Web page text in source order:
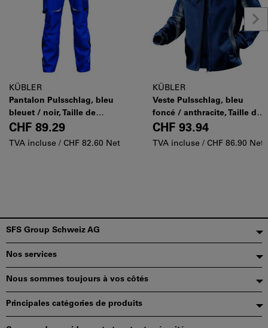
KÜBLER
Pantalon Pulsschlag, bleu
bleuet / noir, Taille de
confection DE: 44
CHF 89.29
TVA incluse / CHF 82.60 Net
KÜBLER
Veste Pulsschlag, bleu
foncé / anthracite, Taille de
confection DE: 44
CHF 93.94
TVA incluse / CHF 86.90 Net
Pied
de
page
SFS Group Schweiz AG
Nos services
Nous sommes toujours à vos côtés
Principales catégories de produits